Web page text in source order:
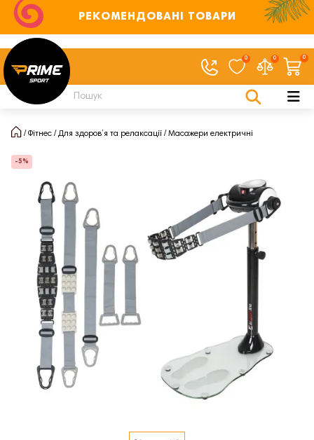
РЕКОМЕНДОВАНІ ТОВАРИ
0 0 0
Фітнес Для здоров’я та релаксації Масажери електричні
-5%